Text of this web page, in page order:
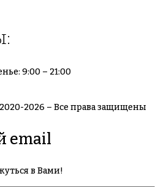
9:00 – 21:00
2026 – Все права защищены
email
в Вами!